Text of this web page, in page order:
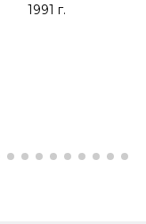
1991 г.